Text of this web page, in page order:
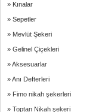
» Kınalar
» Sepetler
» Mevlüt Şekeri
» Gelinel Çiçekleri
» Aksesuarlar
» Anı Defterleri
» Fimo nikah şekerleri
» Toptan Nikah şekeri